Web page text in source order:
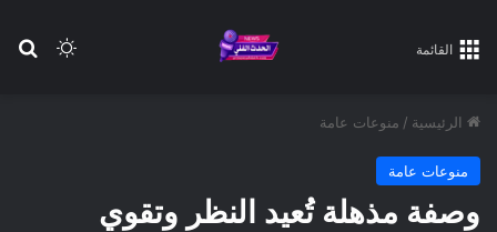
الوضع القائمة
الرئيسية / منوعات عامة
منوعات عامة
وصفة مذهلة تُعيد النظر وتقوي